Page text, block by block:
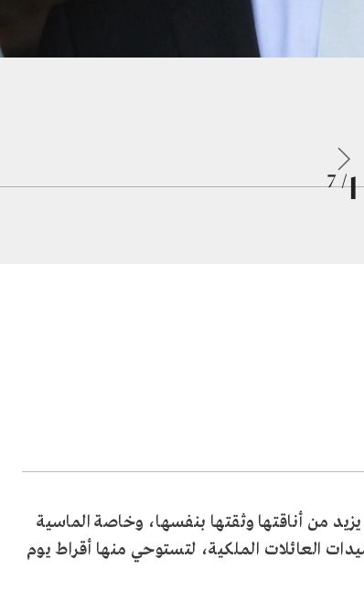
1
/ 7
من أناقتها وثقتها بنفسها، وخاصة الماسية
العائلات الملكية، لتستوحي منها أقراط يوم